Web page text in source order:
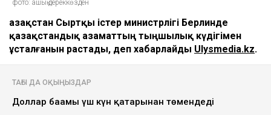
фото: ашық дереккөзден
Қазақстан Сыртқы істер министрлігі Берлинде
қазақстандық азаматтың тыңшылық күдігімен
ұсталғанын растады, деп хабарлайды Ulysmedia.kz.
ТАҒЫ ДА ОҚЫҢЫЗДАР
Доллар бағамы үш күн қатарынан төмендеді